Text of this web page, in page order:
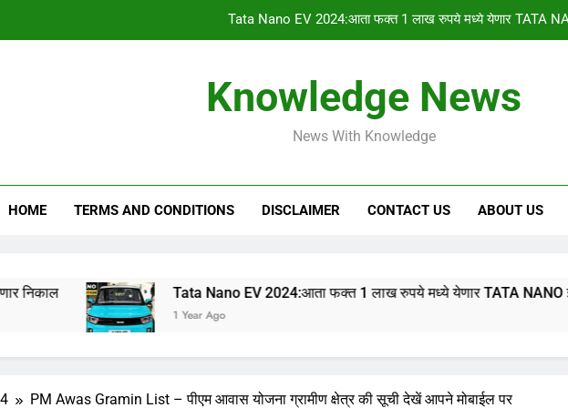
Tata Nano EV 2024:आता फक्त 1 लाख रुपये मध्ये येणार TATA
gharkul yojana 2024:आपल्या गावची 2023-2024 ची
HSC & SSC Result: 10 वी 12 वी चा निकाल
PM किसान
Knowledge News
News With Knowledge
HOME TERMS AND CONDITIONS DISCLAIMER CONTACT US ABOUT US
Tata Nano EV 2024:आता फक्त 1 लाख रुपये मध्ये येणार TATA NANO इलेक्ट्रिक कार,
1 Year Ago
PM Awas Gramin List – पीएम आवास योजना ग्रामीण क्षेत्र की सूची देखें आपने मोबाईल पर